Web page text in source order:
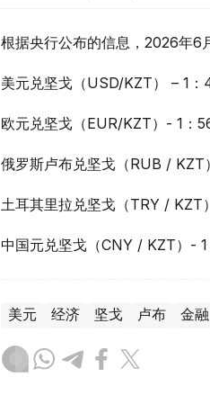
根据央行公布的信息，2026年6
美元兑坚戈（USD/KZT） – 1：
欧元兑坚戈（EUR/KZT）- 1：
俄罗斯卢布兑坚戈（RUB / KZT
土耳其里拉兑坚戈（TRY / KZT
中国元兑坚戈（CNY / KZT）-
美元 经济 坚戈 卢布 金融